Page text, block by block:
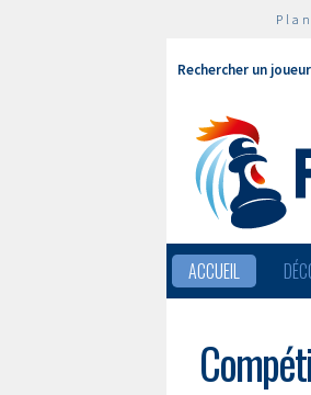
Rechercher un joueur
ACCUEIL